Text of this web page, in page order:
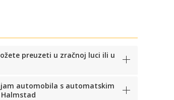
preuzeti u zračnoj luci ili u
automobila s automatskim